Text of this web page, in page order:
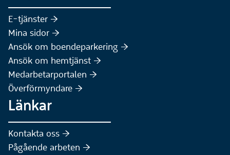
E-tjänster :höger:
Mina sidor :höger:
Ansök om boendeparkering :höger:
Ansök om hemtjänst :höger:
Medarbetarportalen :höger:
Överförmyndare :höger:
Länkar
Kontakta oss :höger:
Pågående arbeten :höger: